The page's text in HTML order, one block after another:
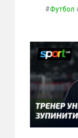
#Футбол